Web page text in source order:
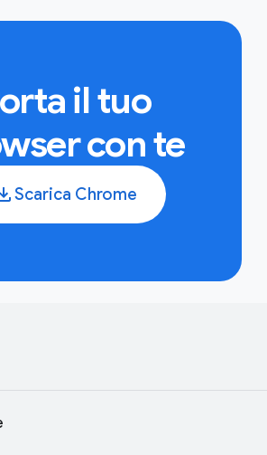
chiudi il browser da un po' di tempo,
aggiornamento in attesa.
il tuo
con te
Scarica Chrome